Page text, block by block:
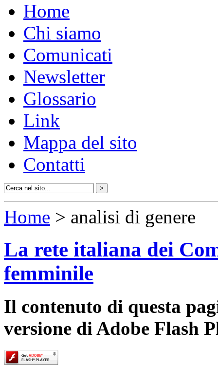
Home
Chi siamo
Comunicati
Newsletter
Glossario
Link
Mappa del sito
Contatti
Home > analisi di genere
La rete italiana dei
femminile
Il contenuto di questa
versione di Adobe Flash